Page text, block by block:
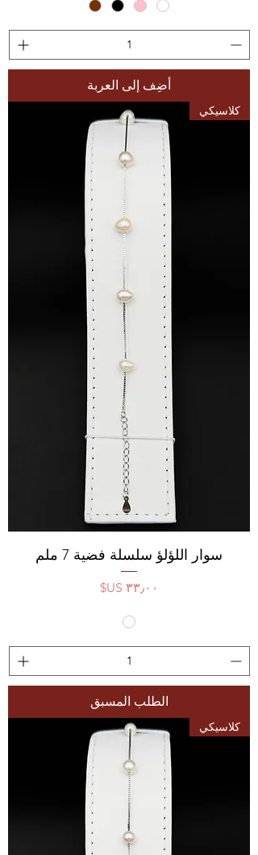
أضِف إلى العربة
كلاسيكي
سوار اللؤلؤ سلسلة فضية 7 ملم
السعر
الطلب المسبق
كلاسيكي